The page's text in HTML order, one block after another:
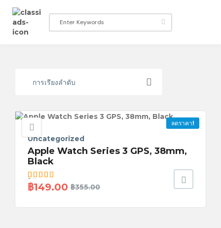
การเรียงลำดับ
ลดราคา!
Uncategorized
Apple Watch Series 3 GPS, 38mm,
Black
ให้คะแนน
5.00ตั้งแต่
฿355.00
฿149.00